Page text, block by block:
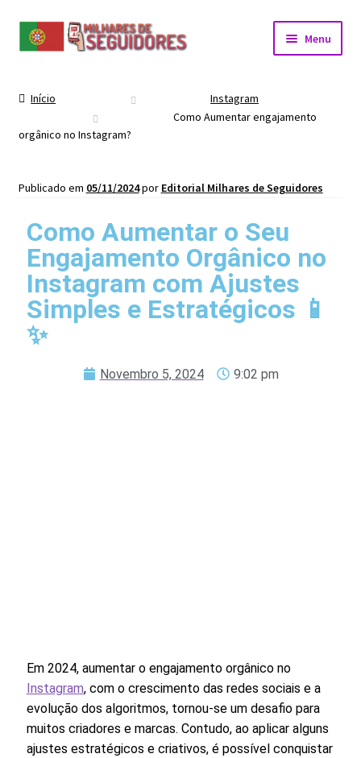
Menu
Início
Instagram
Como Aumentar engajamento
orgânico no Instagram?
Publicado em 05/11/2024por Editorial Milhares de Seguidores
Como Aumentar o Seu
Engajamento Orgânico no
Instagram com Ajustes
Simples e Estratégicos 📱
✨
Novembro 5, 2024 9:02 pm
Em 2024, aumentar o engajamento orgânico no
Instagram, com o crescimento das redes sociais e a
evolução dos algoritmos,tornou-se um desafio para
muitos criadores e marcas. Contudo, ao aplicar alguns
ajustes estratégicos e criativos, é possível conquistar